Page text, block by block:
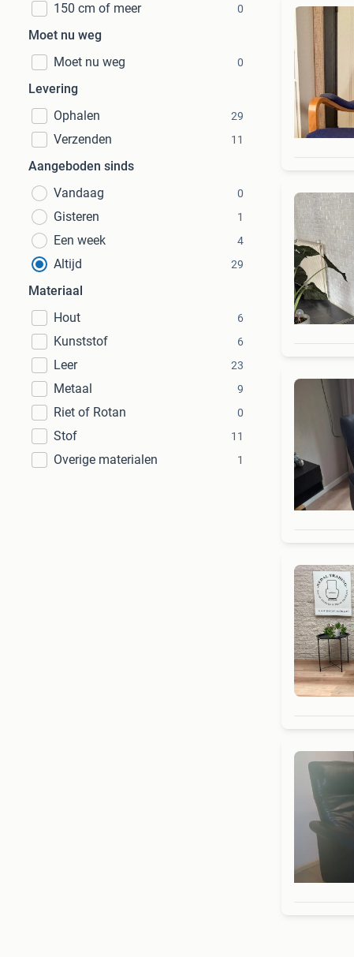
150 cm of meer 0
Moet nu weg
Moet nu weg
0
Levering
Ophalen
29
Verzenden 11
Aangeboden sinds
Vandaag
0
Gisteren 1
Een week 4
Altijd 29
Materiaal
Hout
6
Kunststof 6
Leer 23
Metaal 9
Riet of Rotan 0
Stof 11
Overige materialen 1